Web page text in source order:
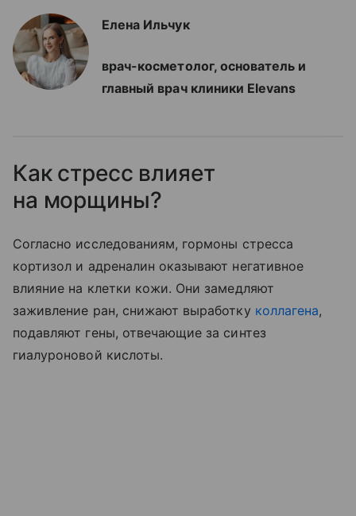
Елена Ильчук
врач-косметолог, основатель и
главный врач клиники Elevans
Как стресс влияет
на морщины?
Согласно исследованиям, гормоны стресса
кортизол и адреналин оказывают негативное
влияние на клетки кожи. Они замедляют
заживление ран, снижают выработку коллагена,
подавляют гены, отвечающие за синтез
гиалуроновой кислоты.